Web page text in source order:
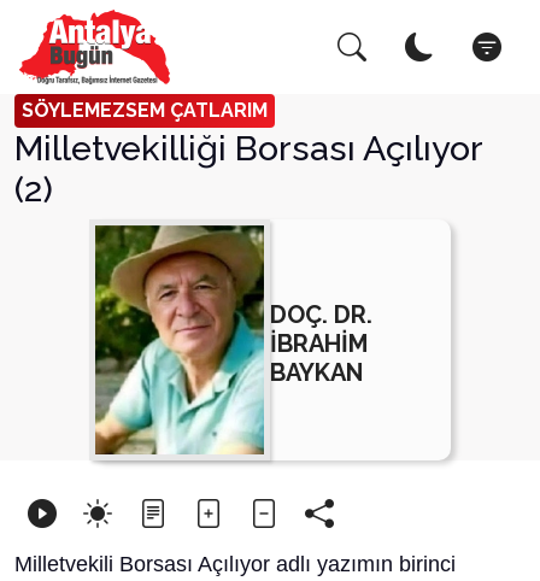
SÖYLEMEZSEM ÇATLARIM
Milletvekilliği Borsası Açılıyor
(2)
DOÇ. DR.
İBRAHİM
BAYKAN
Milletvekili Borsası Açılıyor adlı yazımın birinci
Arama Yap! Kapat